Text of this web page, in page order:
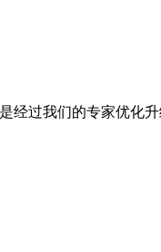
经过我们的专家优化